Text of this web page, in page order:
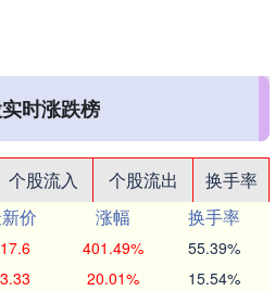
时涨跌榜
个股流入 个股流出
换手率
价 涨幅
换手率
401.49% 55.39%
20.01% 15.54%